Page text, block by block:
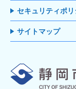
セキュリティポリ
サイトマップ